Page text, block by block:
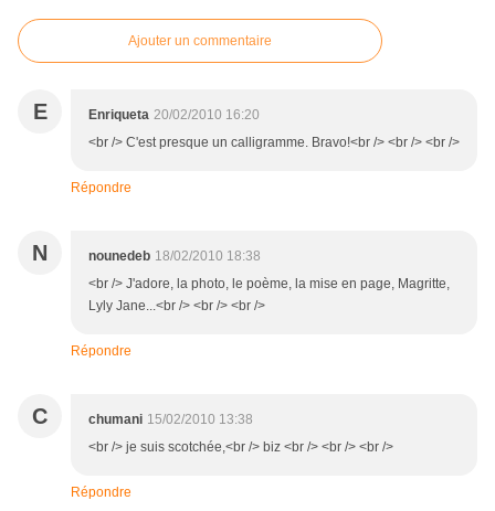
Ajouter un commentaire
E Enriqueta 20/02/2010 16:20
<br /> C'est presque un calligramme. Bravo!<br /> <br /> <br />
Répondre
N nounedeb 18/02/2010 18:38
<br /> J'adore, la photo, le poème, la mise en page, Magritte,
Lyly Jane...<br /> <br /> <br />
Répondre
C chumani 15/02/2010 13:38
<br /> je suis scotchée,<br /> biz <br /> <br /> <br />
Répondre